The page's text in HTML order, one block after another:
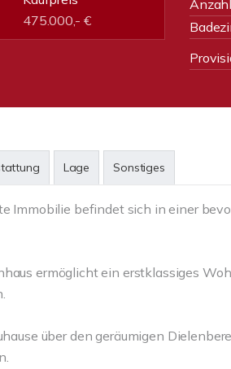
475.000,- €
Lage Sonstiges
Immobilie befindet sich in einer
ermöglicht ein erstklassiges
über den geräumigen